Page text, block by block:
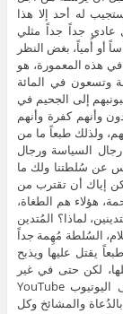
له أحد إلا هذا
جداً جداً مثلي
أو أُمياً، بغض النظر
في هذه المعمورة، هو
وتسعون في المائة
إلى الجحيم في
وأنهم كفرة وأنهم
ولذلك طبعاً ما من
السياسة ورجال
عن سُلطتنا ولك ما
إياك أن تقترب من
هؤلاء هم الطغاة،
لماذا؟ المُتدين
السُلطة مُهِمة جداً
يقتل عليها ويذبح
لكن حتى في غير
السلطة يُلاحِقك في ضميرك، بالله عليكم ادخلوا على اليوتيوب YouTube
والمشائخ وكل